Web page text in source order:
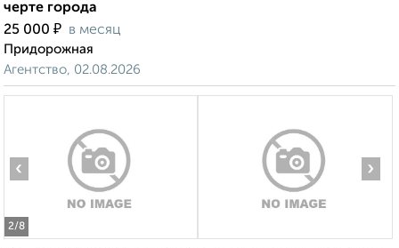
черте города
25 000 ₽ в месяц
Придорожная
Агентство, 02.08.2026
2/8
‹ ›